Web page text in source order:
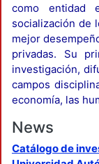
como entidad
socialización de
mejor
privadas. Su
investigación,
campos
economía, las
News
Catálogo de